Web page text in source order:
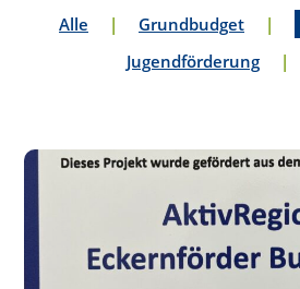
Alle | Grundbudget |
Jugendförderung
|